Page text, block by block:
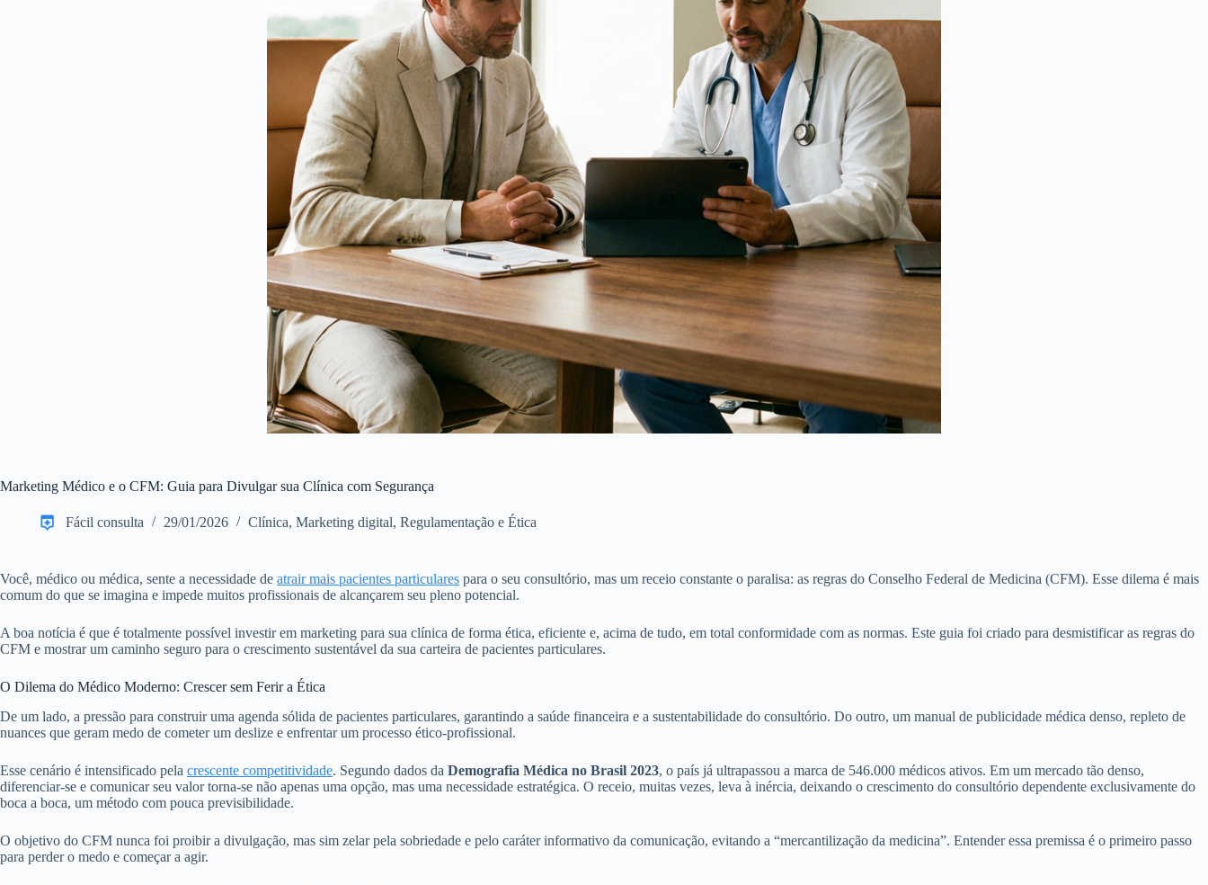
Marketing Médico e o CFM: Guia para Divulgar sua Clínica com Segurança
Fácil consulta 29/01/2026 Clínica, Marketing digital, Regulamentação e Ética
Você, médico ou médica, sente a necessidade de atrair mais pacientes particulares para o seu consultório, mas um receio constante o paralisa: as regras do Conselho Federal de Medicina (CFM). Esse dilema é mais
comum do que se imagina e impede muitos profissionais de alcançarem seu pleno potencial.
A boa notícia é que é totalmente possível investir em marketing para sua clínica de forma ética, eficiente e, acima de tudo, em total conformidade com as normas. Este guia foi criado para desmistificar as regras do
CFM e mostrar um caminho seguro para o crescimento sustentável da sua carteira de pacientes particulares.
O Dilema do Médico Moderno: Crescer sem Ferir a Ética
De um lado, a pressão para construir uma agenda sólida de pacientes particulares, garantindo a saúde financeira e a sustentabilidade do consultório. Do outro, um manual de publicidade médica denso, repleto de
nuances que geram medo de cometer um deslize e enfrentar um processo ético-profissional.
Esse cenário é intensificado pela crescente competitividade. Segundo dados da Demografia Médica no Brasil 2023, o país já ultrapassou a marca de 546.000 médicos ativos. Em um mercado tão denso,
diferenciar-se e comunicar seu valor torna-se não apenas uma opção, mas uma necessidade estratégica. O receio, muitas vezes, leva à inércia, deixando o crescimento do consultório dependente exclusivamente do
boca a boca, um método com pouca previsibilidade.
O objetivo do CFM nunca foi proibir a divulgação, mas sim zelar pela sobriedade e pelo caráter informativo da comunicação, evitando a “mercantilização da medicina”. Entender essa premissa é o primeiro passo
para perder o medo e começar a agir.